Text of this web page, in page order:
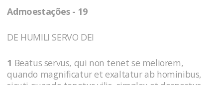
Admoestações - 19
DE HUMILI SERVO DEI
1 Beatus servus, qui non tenet se meliorem,
quando magnificatur et exaltatur ab hominibus,